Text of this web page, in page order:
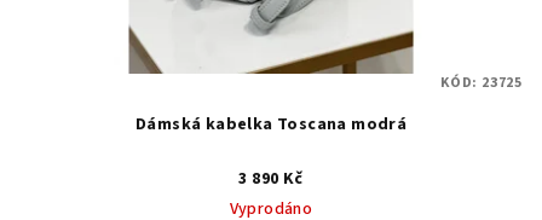
Dámská kabelka Toscana modrá
3 890 Kč
Vyprodáno
KÓD: 23725